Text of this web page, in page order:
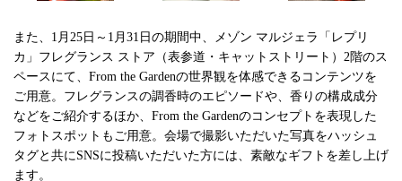
また、1月25日～1月31日の期間中、メゾン マルジェラ「レプリ
カ」フレグランス ストア（表参道・キャットストリート）2階のス
ペースにて、From the Gardenの世界観を体感できるコンテンツを
ご用意。フレグランスの調香時のエピソードや、香りの構成成分
などをご紹介するほか、From the Gardenのコンセプトを表現した
フォトスポットもご用意。会場で撮影いただいた写真をハッシュ
タグと共にSNSに投稿いただいた方には、素敵なギフトを差し上げ
ます。